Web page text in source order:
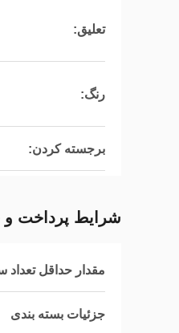
تعلیق:
رنگ:
برجسته کردن:
شرایط پرداخت
مقدار حداقل
جزئیات بسته بندی